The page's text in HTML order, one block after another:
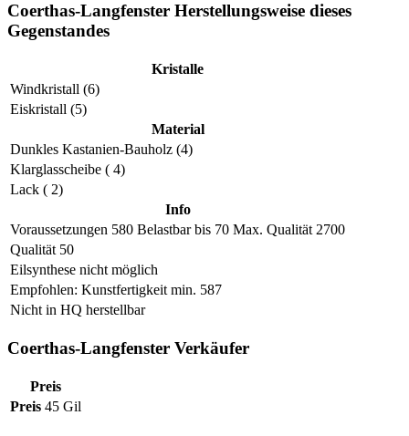
Coerthas-Langfenster Herstellungsweise dieses
Gegenstandes
Kristalle
Windkristall (6)
Eiskristall (5)
Material
Dunkles Kastanien-Bauholz (4)
Klarglasscheibe ( 4)
Lack ( 2)
Info
Voraussetzungen 580 Belastbar bis 70 Max. Qualität 2700
Qualität 50
Eilsynthese nicht möglich
Empfohlen: Kunstfertigkeit min. 587
Nicht in HQ herstellbar
Coerthas-Langfenster Verkäufer
Preis
Preis 45 Gil